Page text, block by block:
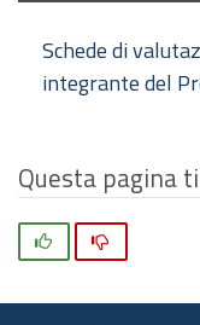
Schede di
integrante del
Questa pagina